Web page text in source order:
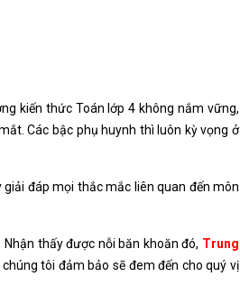
kiến thức Toán lớp 4 không nắm vững,
Các bậc phụ huynh thì luôn kỳ vọng ở
đáp mọi thắc mắc liên quan đến môn
thấy được nỗi băn khoăn đó, Trung
tôi đảm bảo sẽ đem đến cho quý vị